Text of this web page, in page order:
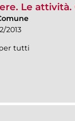
Le
2013
tutti